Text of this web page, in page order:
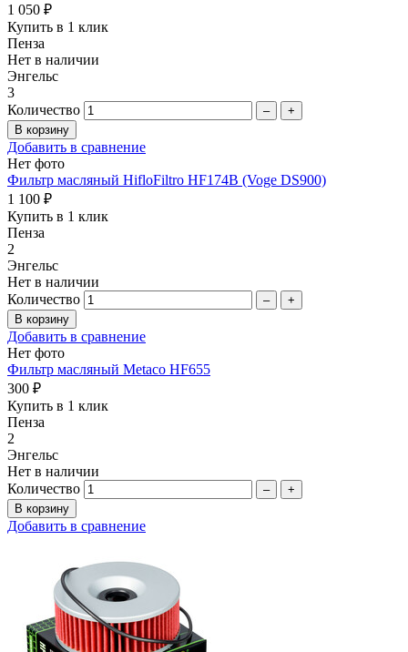
1 050 ₽
Купить в 1 клик
Пенза
Нет в наличии
Энгельс
3
Количество
– +
Добавить в сравнение
Нет фото
Фильтр масляный HifloFiltro HF174B (Voge DS900)
1 100 ₽
Купить в 1 клик
Пенза
2
Энгельс
Нет в наличии
Количество
– +
Добавить в сравнение
Нет фото
Фильтр масляный Metaco HF655
300 ₽
Купить в 1 клик
Пенза
2
Энгельс
Нет в наличии
Количество
– +
Добавить в сравнение